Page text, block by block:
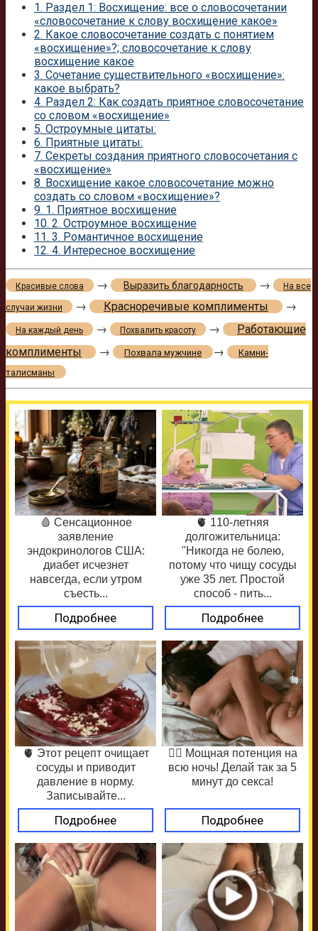
1. Раздел 1: Восхищение: все о словосочетании
«словосочетание к слову восхищение какое»
2. Какое словосочетание создать с понятием
«восхищение»?; словосочетание к слову
восхищение какое
3. Сочетание существительного «восхищение»:
какое выбрать?
4. Раздел 2: Как создать приятное словосочетание
со словом «восхищение»
5. Остроумные цитаты:
6. Приятные цитаты:
7. Секреты создания приятного словосочетания с
«восхищение»
8. Восхищение какое словосочетание можно
создать со словом «восхищение»?
9. 1. Приятное восхищение
10. 2. Остроумное восхищение
11. 3. Романтичное восхищение
12. 4. Интересное восхищение
Красивые слова → Выразить благодарность → На все
случаи жизни → Красноречивые комплименты →
На каждый день → Похвалить красоту →
Работающие
комплименты
→ Похвала мужчине →
Камни-
талисманы
🩸 Сенсационное
заявление
эндокринологов США:
диабет исчезнет
навсегда, если утром
съесть...
Подробнее
🫀 110-летняя
долгожительница:
"Никогда не болею,
потому что чищу сосуды
уже 35 лет. Простой
способ - пить...
Подробнее
🫀 Этот рецепт очищает
сосуды и приводит
давление в норму.
Записывайте...
Подробнее
❤️‍🔥 Мощная потенция на
всю ночь! Делай так за 5
минут до секса!
Подробнее